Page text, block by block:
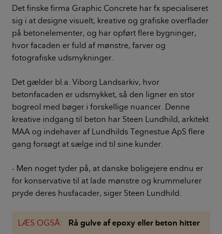
Det finske firma Graphic Concrete har fx specialiseret
sig i at designe visuelt, kreative og grafiske overflader
på betonelementer, og har opført flere bygninger,
hvor facaden er fuld af mønstre, farver og
fotografiske udsmykninger.
Det gælder bl.a. Viborg Landsarkiv, hvor
betonfacaden er udsmykket, så den ligner en stor
bogreol med bøger i forskellige nuancer. Denne
kreative indgang til beton har Steen Lundhild, arkitekt
MAA og indehaver af Lundhilds Tegnestue ApS flere
gang forsøgt at sælge ind til sine kunder.
- Men noget tyder på, at danske boligejere endnu er
for konservative til at lade mønstre og krummelurer
pryde deres husfacader, siger Steen Lundhild.
LÆS OGSÅ: Rå gulve af epoxy eller beton hitter